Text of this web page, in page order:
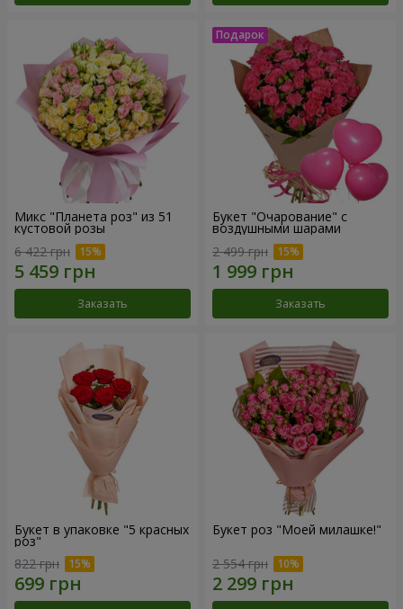
Микс "Планета роз" из 51
кустовой розы
6 422 грн
Заказать
Букет "Очарование" с
воздушными шарами
2 499 грн
Заказать
Букет в упаковке "5 красных
роз"
822 грн
Букет роз "Моей милашке!"
2 554 грн